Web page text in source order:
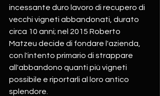
incessante duro lavoro di recupero di
vecchi vigneti abbandonati, durato
circa 10 anni; nel 2015 Roberto
Matzeu decide di fondare l'azienda,
con l'intento primario di strappare
all'abbandono quanti più vigneti
possibile e riportarli al loro antico
splendore.